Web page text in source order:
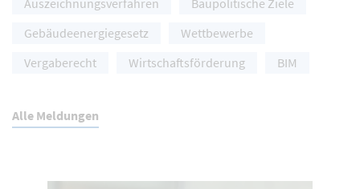
Auszeichnungsverfahren
Baupolitische Ziele
Gebäudeenergiegesetz
Wettbewerbe
Vergaberecht
Wirtschaftsförderung BIM
Alle Meldungen